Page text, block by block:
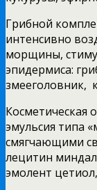
Грибной
интенсивно
морщины,
эпидермиса:
змееголовник,
Косметическая
эмульсия типа
смягчающими
лецитин
эмолент